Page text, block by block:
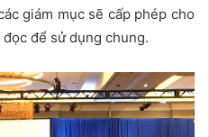
giám mục sẽ cấp phép cho
để sử dụng chung.